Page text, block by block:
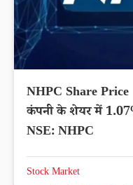
NHPC Share Price
कंपनी के शेयर में
NSE: NHPC
Stock Market